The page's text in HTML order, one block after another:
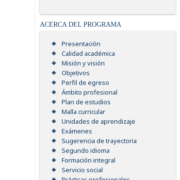
ACERCA DEL PROGRAMA
Presentación
Calidad académica
Misión y visión
Objetivos
Perfil de egreso
Ámbito profesional
Plan de estudios
Malla curricular
Unidades de aprendizaje
Exámenes
Sugerencia de trayectoria
Segundo idioma
Formación integral
Servicio social